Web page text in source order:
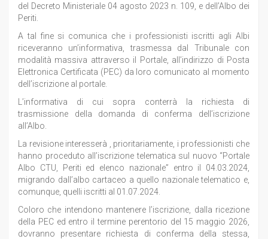
del Decreto Ministeriale 04 agosto 2023 n. 109, e dell’Albo dei
Periti.
A tal fine si comunica che i professionisti iscritti agli Albi
riceveranno un’informativa, trasmessa dal Tribunale con
modalità massiva attraverso il Portale, all’indirizzo di Posta
Elettronica Certificata (PEC) da loro comunicato al momento
dell’iscrizione al portale.
L’informativa di cui sopra conterrà la richiesta di
trasmissione della domanda di conferma dell’iscrizione
all’Albo.
La revisione interesserà , prioritariamente, i professionisti che
hanno proceduto all’iscrizione telematica sul nuovo “Portale
Albo CTU, Periti ed elenco nazionale” entro il 04.03.2024,
migrando dall’albo cartaceo a quello nazionale telematico e,
comunque, quelli iscritti al 01.07.2024.
Coloro che intendono mantenere l’iscrizione, dalla ricezione
della PEC ed entro il termine perentorio del 15 maggio 2026,
dovranno presentare richiesta di conferma della stessa,